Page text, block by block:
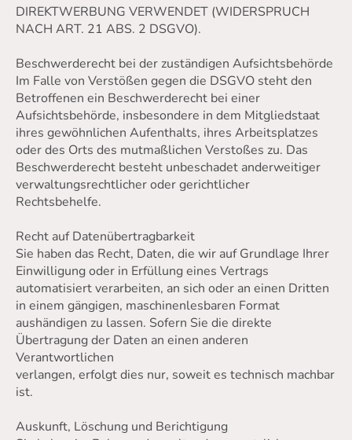
DIREKTWERBUNG VERWENDET (WIDERSPRUCH
NACH ART. 21 ABS. 2 DSGVO).
Beschwerderecht bei der zuständigen Aufsichtsbehörde
Im Falle von Verstößen gegen die DSGVO steht den
Betroffenen ein Beschwerderecht bei einer
Aufsichtsbehörde, insbesondere in dem Mitgliedstaat
ihres gewöhnlichen Aufenthalts, ihres Arbeitsplatzes
oder des Orts des mutmaßlichen Verstoßes zu. Das
Beschwerderecht besteht unbeschadet anderweitiger
verwaltungsrechtlicher oder gerichtlicher
Rechtsbehelfe.
Recht auf Datenübertragbarkeit
Sie haben das Recht, Daten, die wir auf Grundlage Ihrer
Einwilligung oder in Erfüllung eines Vertrags
automatisiert verarbeiten, an sich oder an einen Dritten
in einem gängigen, maschinenlesbaren Format
aushändigen zu lassen. Sofern Sie die direkte
Übertragung der Daten an einen anderen
Verantwortlichen
verlangen, erfolgt dies nur, soweit es technisch machbar
ist.
Auskunft, Löschung und Berichtigung